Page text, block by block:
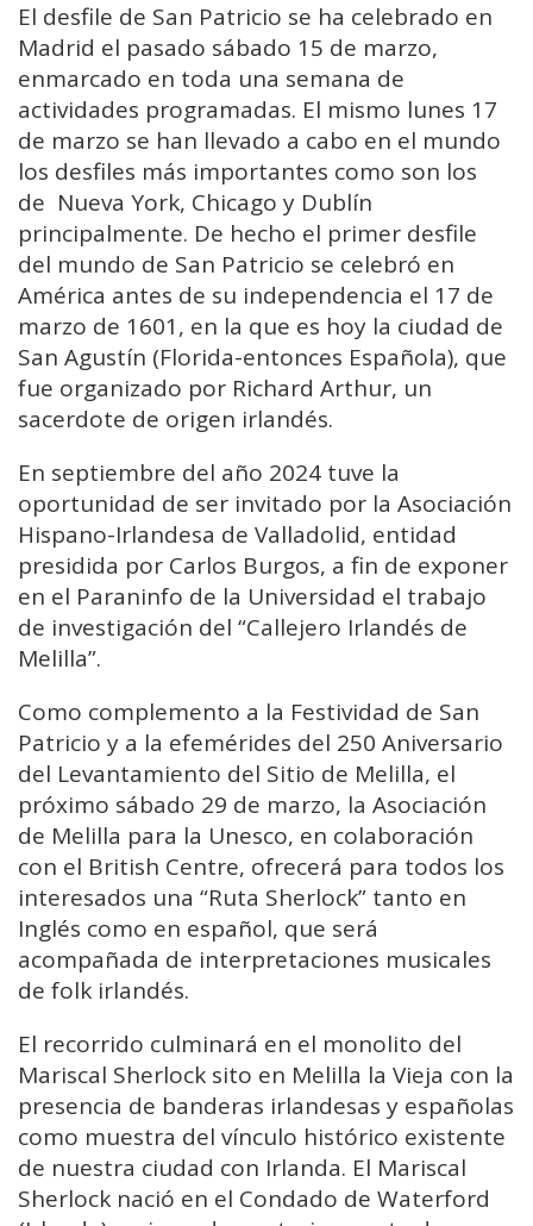
El desfile de San Patricio se ha celebrado en
Madrid el pasado sábado 15 de marzo,
enmarcado en toda una semana de
actividades programadas. El mismo lunes 17
de marzo se han llevado a cabo en el mundo
los desfiles más importantes como son los
de Nueva York, Chicago y Dublín
principalmente. De hecho el primer desfile
del mundo de San Patricio se celebró en
América antes de su independencia el 17 de
marzo de 1601, en la que es hoy la ciudad de
San Agustín (Florida-entonces Española), que
fue organizado por Richard Arthur, un
sacerdote de origen irlandés.
En septiembre del año 2024 tuve la
oportunidad de ser invitado por la Asociación
Hispano-Irlandesa de Valladolid, entidad
presidida por Carlos Burgos, a fin de exponer
en el Paraninfo de la Universidad el trabajo
de investigación del “Callejero Irlandés de
Melilla”.
Como complemento a la Festividad de San
Patricio y a la efemérides del 250 Aniversario
del Levantamiento del Sitio de Melilla, el
próximo sábado 29 de marzo, la Asociación
de Melilla para la Unesco, en colaboración
con el British Centre, ofrecerá para todos los
interesados una “Ruta Sherlock” tanto en
Inglés como en español, que será
acompañada de interpretaciones musicales
de folk irlandés.
El recorrido culminará en el monolito del
Mariscal Sherlock sito en Melilla la Vieja con la
presencia de banderas irlandesas y españolas
como muestra del vínculo histórico existente
de nuestra ciudad con Irlanda. El Mariscal
Sherlock nació en el Condado de Waterford